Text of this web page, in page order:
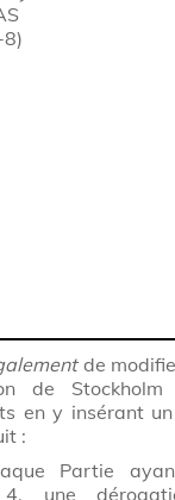
de
de
en y insérant
:
Partie
4, une